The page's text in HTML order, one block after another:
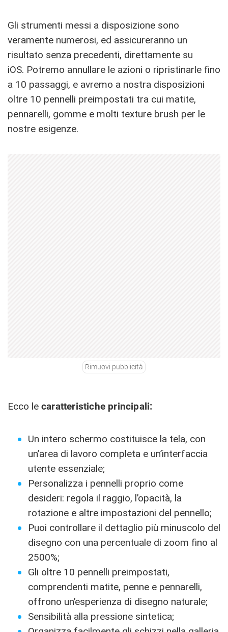
Gli strumenti messi a disposizione sono
veramente numerosi, ed assicureranno un
risultato senza precedenti, direttamente su
iOS. Potremo annullare le azioni o ripristinarle fino
a 10 passaggi, e avremo a nostra disposizioni
oltre 10 pennelli preimpostati tra cui matite,
pennarelli, gomme e molti texture brush per le
nostre esigenze.
Rimuovi pubblicità
Ecco le caratteristiche principali:
Un intero schermo costituisce la tela, con
un’area di lavoro completa e un’interfaccia
utente essenziale;
Personalizza i pennelli proprio come
desideri: regola il raggio, l’opacità, la
rotazione e altre impostazioni del pennello;
Puoi controllare il dettaglio più minuscolo del
disegno con una percentuale di zoom fino al
2500%;
Gli oltre 10 pennelli preimpostati,
comprendenti matite, penne e pennarelli,
offrono un’esperienza di disegno naturale;
Sensibilità alla pressione sintetica;